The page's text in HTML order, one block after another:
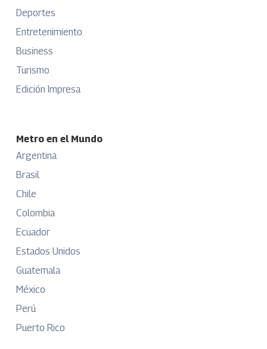
Deportes
Entretenimiento
Business
Turismo
Edición Impresa
Metro en el Mundo
Argentina
Brasil
Chile
Colombia
Ecuador
Estados Unidos
Guatemala
México
Perú
Puerto Rico